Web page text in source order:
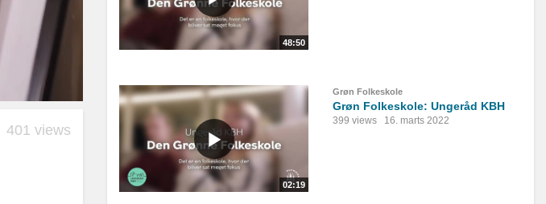
401 views
48:50
02:19
Grøn Folkeskole
Grøn Folkeskole: Ungeråd KBH
399 views 16. marts 2022